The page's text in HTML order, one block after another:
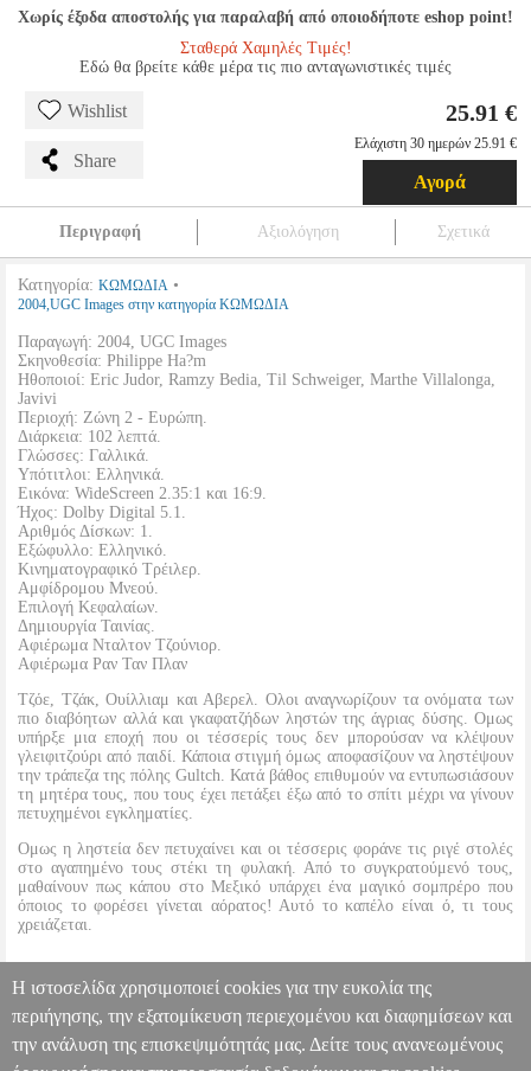
Χωρίς έξοδα αποστολής για παραλαβή από οποιοδήποτε eshop point!
Σταθερά Χαμηλές Τιμές!
Εδώ θα βρείτε κάθε μέρα τις πιο ανταγωνιστικές τιμές
Wishlist
Share
25.91 €
Ελάχιστη 30 ημερών 25.91 €
Αγορά
Περιγραφή Αξιολόγηση Σχετικά
Κατηγορία: ΚΩΜΩΔΙΑ •
2004,UGC Images στην κατηγορία ΚΩΜΩΔΙΑ
Παραγωγή: 2004, UGC Images
Σκηνοθεσία: Philippe Ha?m
Ηθοποιοί: Eric Judor, Ramzy Bedia, Til Schweiger, Marthe Villalonga,
Javivi
Περιοχή: Ζώνη 2 - Ευρώπη.
Διάρκεια: 102 λεπτά.
Γλώσσες: Γαλλικά.
Υπότιτλοι: Ελληνικά.
Εικόνα: WideScreen 2.35:1 και 16:9.
Ήχος: Dolby Digital 5.1.
Αριθμός Δίσκων: 1.
Εξώφυλλο: Ελληνικό.
Κινηματογραφικό Τρέιλερ.
Αμφίδρομου Μνεού.
Επιλογή Κεφαλαίων.
Δημιουργία Ταινίας.
Αφιέρωμα Νταλτον Τζούνιορ.
Αφιέρωμα Ραν Ταν Πλαν
Τζόε, Τζάκ, Ουίλλιαμ και Αβερελ. Ολοι αναγνωρίζουν τα ονόματα των
πιο διαβόητων αλλά και γκαφατζήδων ληστών της άγριας δύσης. Ομως
υπήρξε μια εποχή που οι τέσσερίς τους δεν μπορούσαν να κλέψουν
γλειφιτζούρι από παιδί. Κάποια στιγμή όμως αποφασίζουν να ληστέψουν
την τράπεζα της πόλης Gultch. Κατά βάθος επιθυμούν να εντυπωσιάσουν
τη μητέρα τους, που τους έχει πετάξει έξω από το σπίτι μέχρι να γίνουν
πετυχημένοι εγκληματίες.
Ομως η ληστεία δεν πετυχαίνει και οι τέσσερις φοράνε τις ριγέ στολές
στο αγαπημένο τους στέκι τη φυλακή. Από το συγκρατούμενό τους,
μαθαίνουν πως κάπου στο Μεξικό υπάρχει ένα μαγικό σομπρέρο που
όποιος το φορέσει γίνεται αόρατος! Αυτό το καπέλο είναι ό, τι τους
χρειάζεται.
Ο σχολιασμός της ταινίας έγινε από το
ΝΤΑΛΤΟΝΣ - LES DALTON (DVD) DVD.03909 DVD.03909
Η ιστοσελίδα χρησιμοποιεί cookies για την ευκολία της
περιήγησης, την εξατομίκευση περιεχομένου και διαφημίσεων και
την ανάλυση της επισκεψιμότητάς μας. Δείτε τους ανανεωμένους